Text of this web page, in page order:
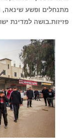
מתנחלים ופשע שינאה,
פזיזות.בושה למדינת